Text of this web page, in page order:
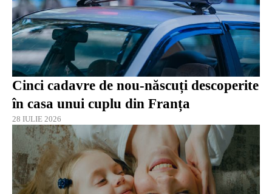
Cinci cadavre de nou-născuți descoperite
în casa unui cuplu din Franța
28 IULIE 2026